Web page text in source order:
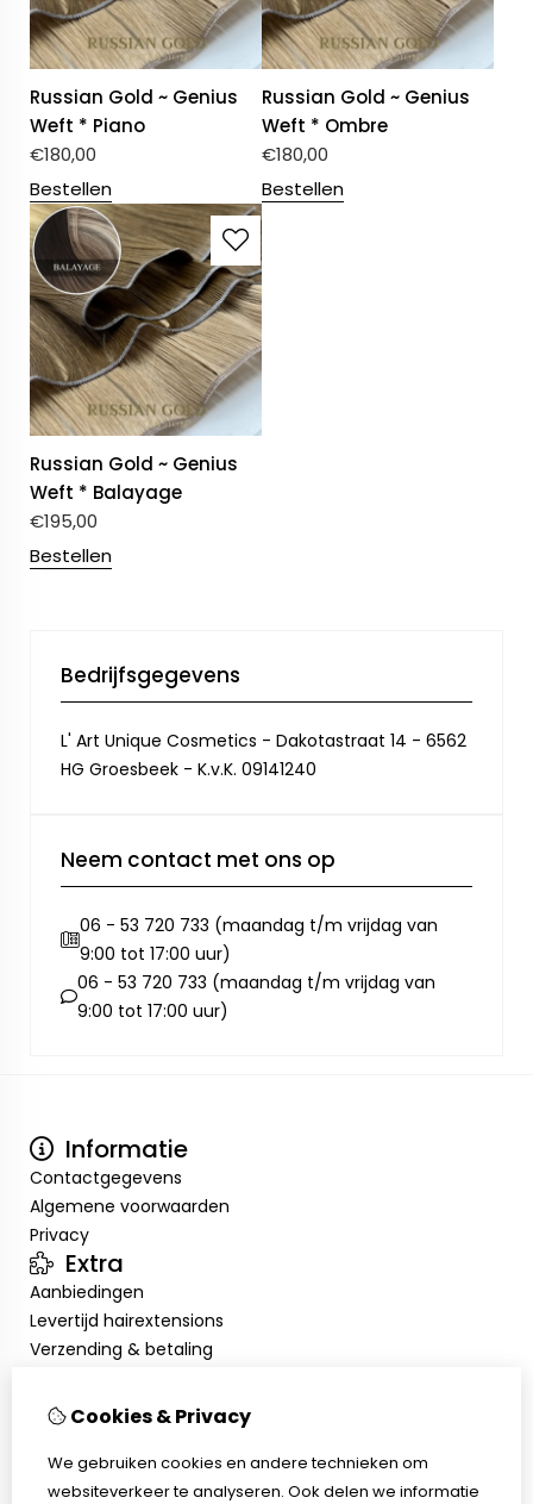
Russian Gold ~ Genius
Weft * Piano
€180,00
Bestellen
Russian Gold ~ Genius
Weft * Ombre
€180,00
Bestellen
Russian Gold ~ Genius
Weft * Balayage
€195,00
Bestellen
Bedrijfsgegevens
L' Art Unique Cosmetics - Dakotastraat 14 - 6562
HG Groesbeek - K.v.K. 09141240
Neem contact met ons op
06 - 53 720 733 (maandag t/m vrijdag van
9:00 tot 17:00 uur)
06 - 53 720 733 (maandag t/m vrijdag van
9:00 tot 17:00 uur)
Informatie
Contactgegevens
Algemene voorwaarden
Privacy
Extra
Aanbiedingen
Levertijd hairextensions
Verzending & betaling
Salonkorting
Mijn account
Inloggen
Cookies & Privacy
We gebruiken cookies en andere technieken om
websiteverkeer te analyseren. Ook delen we informatie